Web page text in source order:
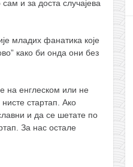
и за доста случајева
младих фанатика које
како би онда они без
на енглеском или не
стартап. Ако
и да се шетате по
За нас остале